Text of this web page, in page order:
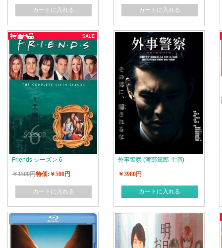
カートに入れる カートに入れる
Friends シーズン 6
￥1500円特価:￥500円
カートに入れる
外事警察 (渡部篤郎 主演)
￥3980円
カートに入れる